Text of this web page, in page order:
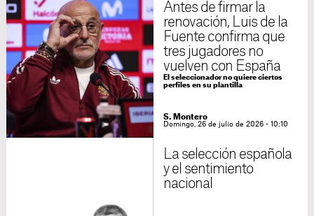
Antes de firmar la
renovación, Luis de la
Fuente confirma que
tres jugadores no
vuelven con España
El seleccionador no quiere ciertos
perfiles en su plantilla
S. Montero
Domingo, 26 de julio de 2026 - 10:10
La selección española
y el sentimiento
nacional